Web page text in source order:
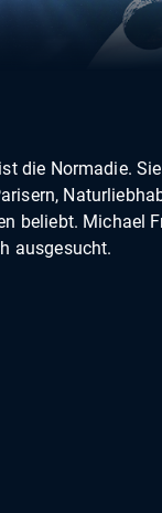
die Normadie.
beliebt. Michael
ausgesucht.